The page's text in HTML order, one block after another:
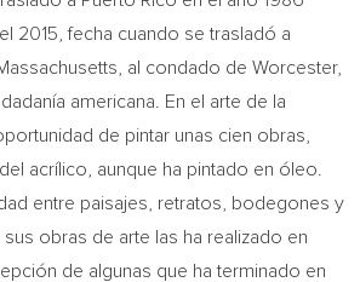
2015, fecha cuando se trasladó a
, al condado de Worcester,
americana. En el arte de la
de pintar unas cien obras,
acrílico, aunque ha pintado en óleo.
entre paisajes, retratos, bodegones y
obras de arte las ha realizado en
de algunas que ha terminado en